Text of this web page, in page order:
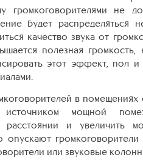
не
будет распределяться
качество звука от
полезная громкость,
этот эффект, пол
в
источником мощной
и увеличить
или звуковые